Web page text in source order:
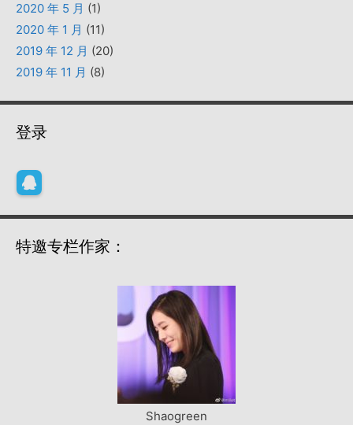
2020 年 5 月 (1)
2020 年 1 月 (11)
2019 年 12 月 (20)
2019 年 11 月 (8)
登录
特邀专栏作家：
Shaogreen